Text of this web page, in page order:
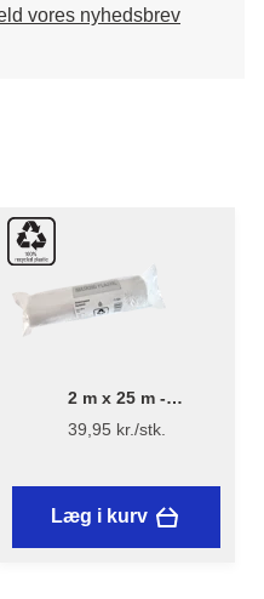
vores nyhedsbrev
2 m x 25 m -
Afdækningsplast 13 µ -
Genanvendt plast
39,95 kr./stk.
Læg i kurv